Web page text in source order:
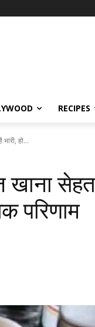
RECIPES
हो...
खाना
परिणाम